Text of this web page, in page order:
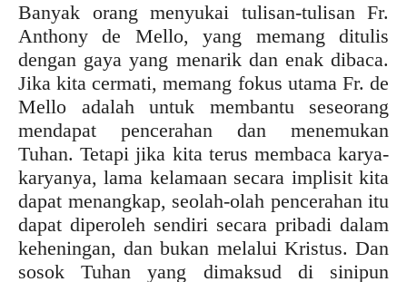
Banyak orang menyukai tulisan-tulisan Fr.
Anthony de Mello, yang memang ditulis
dengan gaya yang menarik dan enak dibaca.
Jika kita cermati, memang fokus utama Fr. de
Mello adalah untuk membantu seseorang
mendapat pencerahan dan menemukan
Tuhan. Tetapi jika kita terus membaca karya-
karyanya, lama kelamaan secara implisit kita
dapat menangkap, seolah-olah pencerahan itu
dapat diperoleh sendiri secara pribadi dalam
keheningan, dan bukan melalui Kristus. Dan
sosok Tuhan yang dimaksud di sinipun